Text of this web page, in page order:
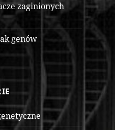
zaginionych
genów